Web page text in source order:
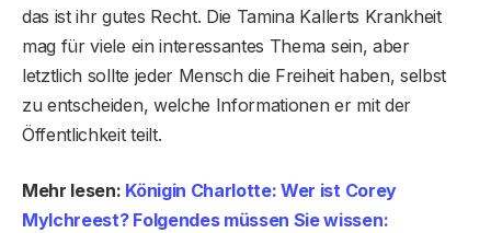
das ist ihr gutes Recht. Die Tamina Kallerts Krankheit
mag für viele ein interessantes Thema sein, aber
letztlich sollte jeder Mensch die Freiheit haben, selbst
zu entscheiden, welche Informationen er mit der
Öffentlichkeit teilt.
Mehr lesen: Königin Charlotte: Wer ist Corey
Mylchreest? Folgendes müssen Sie wissen: